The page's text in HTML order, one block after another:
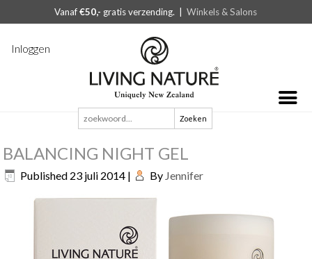
Vanaf€50,- gratis verzending. |Winkels & Salons
Inloggen
Zoeken
naar:
BALANCING NIGHT GEL
Published 23 juli 2014 | By Jennifer